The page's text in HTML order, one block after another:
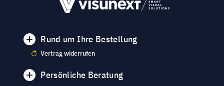
Rund um Ihre Bestellung
Vertrag widerrufen
Persönliche Beratung